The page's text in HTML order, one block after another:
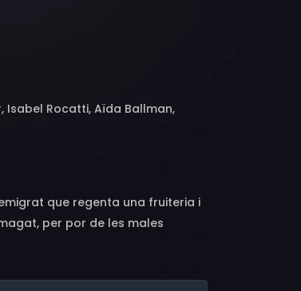
Isabel Rocatti, Aïda Ballman,
que regenta una fruiteria i
per por de les males
torna al poble en plena crisi